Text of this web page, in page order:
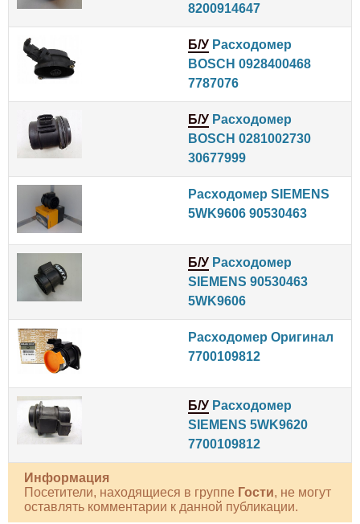
8200914647
Б/У Расходомер
BOSCH 0928400468
7787076
Б/У Расходомер
BOSCH 0281002730
30677999
Расходомер SIEMENS
5WK9606 90530463
Б/У Расходомер
SIEMENS 90530463
5WK9606
Расходомер Оригинал
7700109812
Б/У Расходомер
SIEMENS 5WK9620
7700109812
Информация
Посетители, находящиеся в группе Гости, не могут
оставлять комментарии к данной публикации.